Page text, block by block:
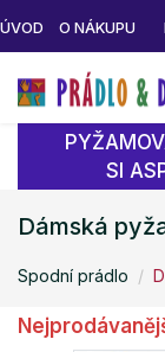
ÚVOD O NÁKUPU
SI
Dámská
Spodní prádlo